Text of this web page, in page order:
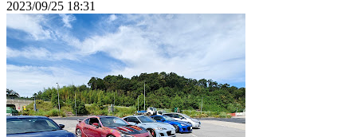
2023/09/25 18:31